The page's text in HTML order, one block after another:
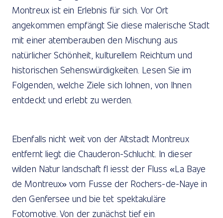
Montreux ist ein Erlebnis für sich. Vor Ort
angekommen empfängt Sie diese malerische Stadt
mit einer atemberauben den Mischung aus
natürlicher Schönheit, kulturellem Reichtum und
historischen Sehenswürdigkeiten. Lesen Sie im
Folgenden, welche Ziele sich lohnen, von Ihnen
entdeckt und erlebt zu werden.
Ebenfalls nicht weit von der Altstadt Montreux
entfernt liegt die Chauderon-Schlucht. In dieser
wilden Natur landschaft fl iesst der Fluss «La Baye
de Montreux» vom Fusse der Rochers-de-Naye in
den Genfersee und bie tet spektakuläre
Fotomotive. Von der zunächst tief ein